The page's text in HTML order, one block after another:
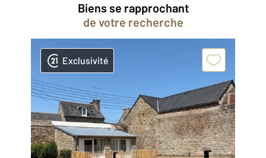
Biens se rapprochant
de votre recherche
Exclusivité